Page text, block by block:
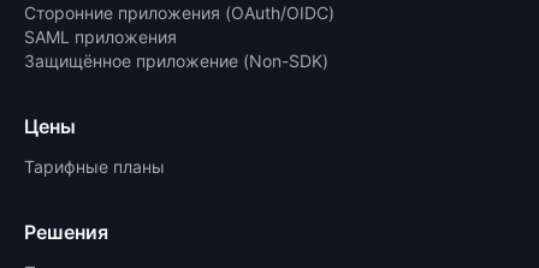
Сторонние приложения (OAuth/OIDC)
SAML приложения
Защищённое приложение (Non-SDK)
Цены
Тарифные планы
Решения